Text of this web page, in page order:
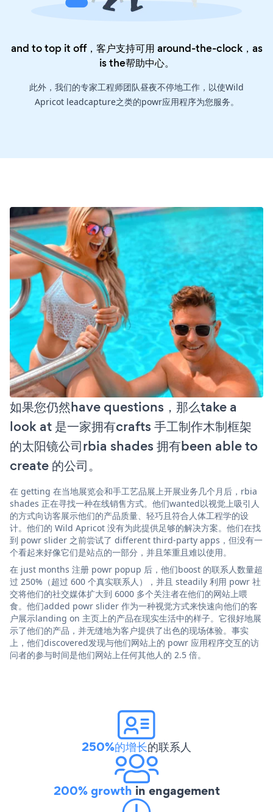
and to top it off，客户支持可用 around-the-clock，as
is the帮助中心。
此外，我们的专家工程师团队昼夜不停地工作，以使Wild
Apricot leadcapture之类的powr应用程序为您服务。
如果您仍然have questions，那么take a
look at 是一家拥有crafts 手工制作木制框架
的太阳镜公司rbia shades 拥有been able to
create 的公司。
在 getting 在当地展览会和手工艺品展上开展业务几个月后，rbia
shades 正在寻找一种在线销售方式。他们wanted以视觉上吸引人
的方式向访客展示他们的产品质量、轻巧且符合人体工程学的设
计。他们的 Wild Apricot 没有为此提供足够的解决方案。他们在找
到 powr slider 之前尝试了 different third-party apps，但没有一
个看起来好像它们是站点的一部分，并且笨重且难以使用。
在 just months 注册 powr popup 后，他们boost 的联系人数量超
过 250%（超过 600 个真实联系人），并且 steadily 利用 powr 社
交将他们的社交媒体扩大到 6000 多个关注者在他们的网站上喂
食。他们added powr slider 作为一种视觉方式来快速向他们的客
户展示landing on 主页上的产品在现实生活中的样子。它很好地展
示了他们的产品，并无缝地为客户提供了出色的现场体验。事实
上，他们discovered发现与他们网站上的 powr 应用程序交互的访
问者的参与时间是他们网站上任何其他人的 2.5 倍。
250%的增长的联系人
200% growth in engagement